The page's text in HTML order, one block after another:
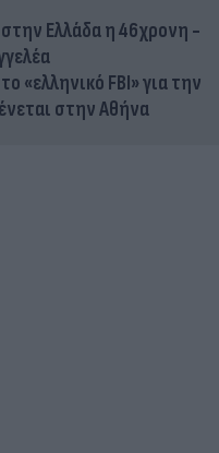
Ελλάδα η 46χρονη -
«ελληνικό FBI» για την
στην Αθήνα